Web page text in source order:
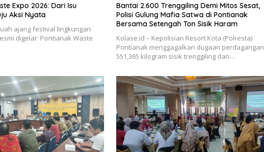
Expo 2026: Dari Isu
Aksi Nyata
ajang festival lingkungan
digelar: Pontianak Waste
Bantai 2.600 Trenggiling Demi Mitos Sesat,
Polisi Gulung Mafia Satwa di Pontianak
Bersama Setengah Ton Sisik Haram
Kolase.id – Kepolisian Resort Kota (Polresta)
Pontianak menggagalkan dugaan perdagangan
551,365 kilogram sisik trenggiling dan…